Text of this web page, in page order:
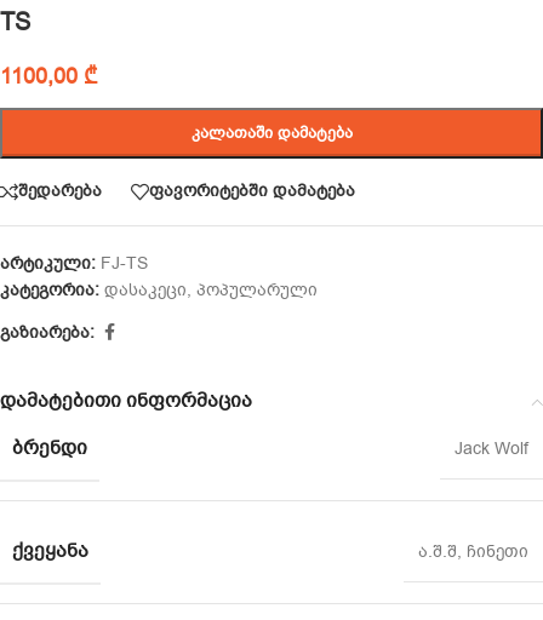
TS
1100,00 ₾
ᲙᲐᲚᲐᲗᲐᲨᲘ ᲓᲐᲛᲐᲢᲔᲑᲐ
შედარება ფავორიტებში დამატება
არტიკული: FJ-TS
კატეგორია: დასაკეცი, პოპულარული
გაზიარება:
დამატებითი ინფორმაცია
ᲑᲠᲔᲜᲓᲘ
Jack Wolf
ᲥᲕᲔᲧᲐᲜᲐ ა.შ.შ, ჩინეთი